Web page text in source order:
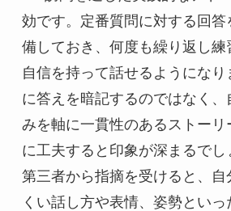
効です。定番質問に対する回
備しておき、何度も繰り返し練
自信を持って話せるようにな
に答えを暗記するのではなく、
みを軸に一貫性のあるストーリ
に工夫すると印象が深まるでし
第三者から指摘を受けると、自
くい話し方や表情、姿勢とい